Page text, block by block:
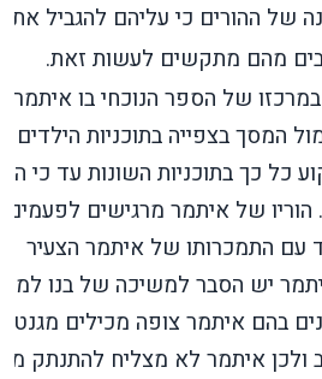
של ההורים כי עליהם להגביל את
מהם מתקשים לעשות זאת.
של הספר הנוכחי בו איתמר
המסך בצפייה בתוכניות הילדים
כל כך בתוכניות השונות עד כי
של איתמר מרגישים לפעמים
עם התמכרותו של איתמר הצעיר
יש הסבר למשיכה של בנו
בהם איתמר צופה מכילים מגנט
ולכן איתמר לא מצליח להתנתק מן